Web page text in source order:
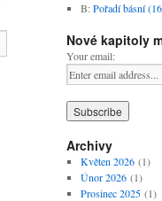
B:Pořadí básní
Nové kapitoly
Your email:
Archivy
Květen 2026(1)
Únor 2026(1)
Prosinec 2025(1)